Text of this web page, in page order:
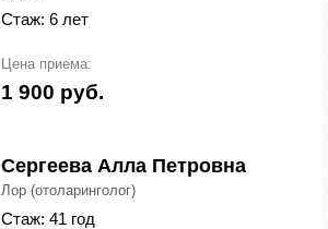
Стаж: 6 лет
Цена приема:
1 900 руб.
Сергеева Алла Петровна
Лор (отоларинголог)
Стаж: 41 год